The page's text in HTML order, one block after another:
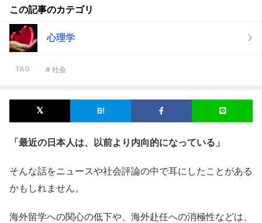
この記事のカテゴリ
心理学
TAG # 社会
「最近の日本人は、以前より内向的になっている」
そんな話をニュースや社会評論の中で耳にしたことがある
かもしれません。
海外留学への関心の低下や、海外赴任への消極性などは、